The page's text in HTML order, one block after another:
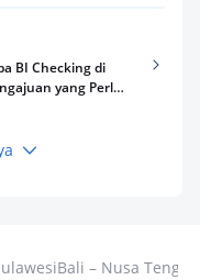
BI Checking di
yang Perlu
Bali – Nusa